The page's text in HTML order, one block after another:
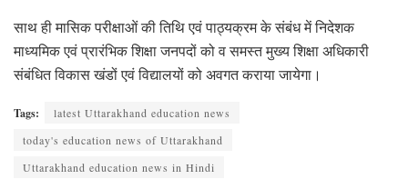
साथ ही मासिक परीक्षाओं की तिथि एवं पाठ्यक्रम के संबंध में निदेशक
माध्यमिक एवं प्रारंभिक शिक्षा जनपदों को व समस्त मुख्य शिक्षा अधिकारी
संबंधित विकास खंडों एवं विद्यालयों को अवगत कराया जायेगा।
Tags:
latest Uttarakhand education news
today's education news of Uttarakhand
Uttarakhand education news in Hindi